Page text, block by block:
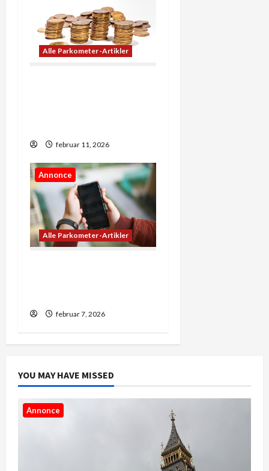
Alle Parkometer-Artikler
februar 11, 2026
Annonce
Alle Parkometer-Artikler
februar 7, 2026
YOU MAY HAVE MISSED
Annonce